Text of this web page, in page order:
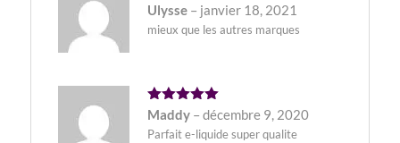
Note5
sur 5
Ulysse – janvier 18, 2021
mieux que les autres marques
Note5
sur 5
Maddy – décembre 9, 2020
Parfait e-liquide super qualite